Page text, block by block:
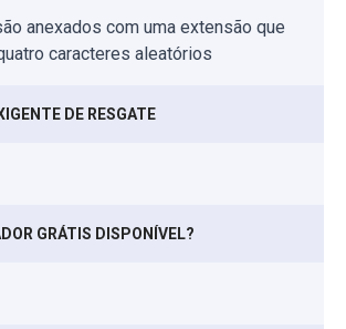
anexados com uma extensão que
caracteres aleatórios
DE RESGATE
GRÁTIS DISPONÍVEL?